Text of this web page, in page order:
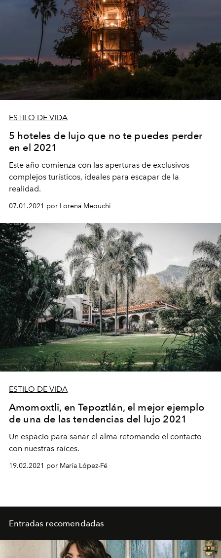
ESTILO DE VIDA
5 hoteles de lujo que no te puedes perder
en el 2021
Este año comienza con las aperturas de exclusivos
complejos turísticos, ideales para escapar de la
realidad.
07.01.2021 por Lorena Meouchi
ESTILO DE VIDA
Amomoxtli, en Tepoztlán, el mejor ejemplo
de una de las tendencias del lujo 2021
Un espacio para sanar el alma retomando el contacto
con nuestras raíces.
19.02.2021 por María López-Fé
Entradas recomendadas